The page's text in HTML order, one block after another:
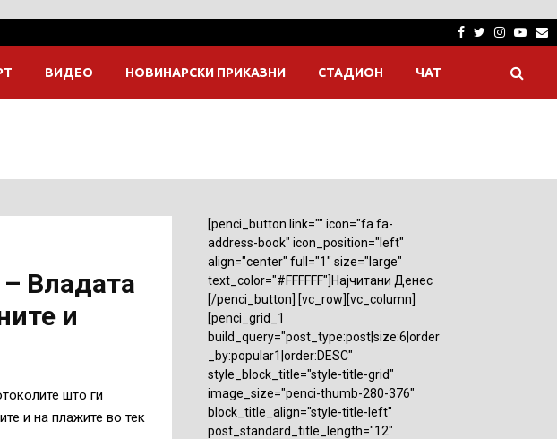
Facebook
Twitter
ВИДЕО НОВИНАРСКИ ПРИКАЗНИ СТАДИОН ЧАТ
Владата
и
што ги
и на плажите во тек
[penci_button link="" icon="fa fa-
address-book" icon_position="left"
align="center" full="1" size="large"
text_color="#FFFFFF"]Најчитани Денес
[/penci_button] [vc_row][vc_column]
[penci_grid_1
build_query="post_type:post|size:6|order
_by:popular1|order:DESC"
style_block_title="style-title-grid"
image_size="penci-thumb-280-376"
block_title_align="style-title-left"
post_standard_title_length="12"